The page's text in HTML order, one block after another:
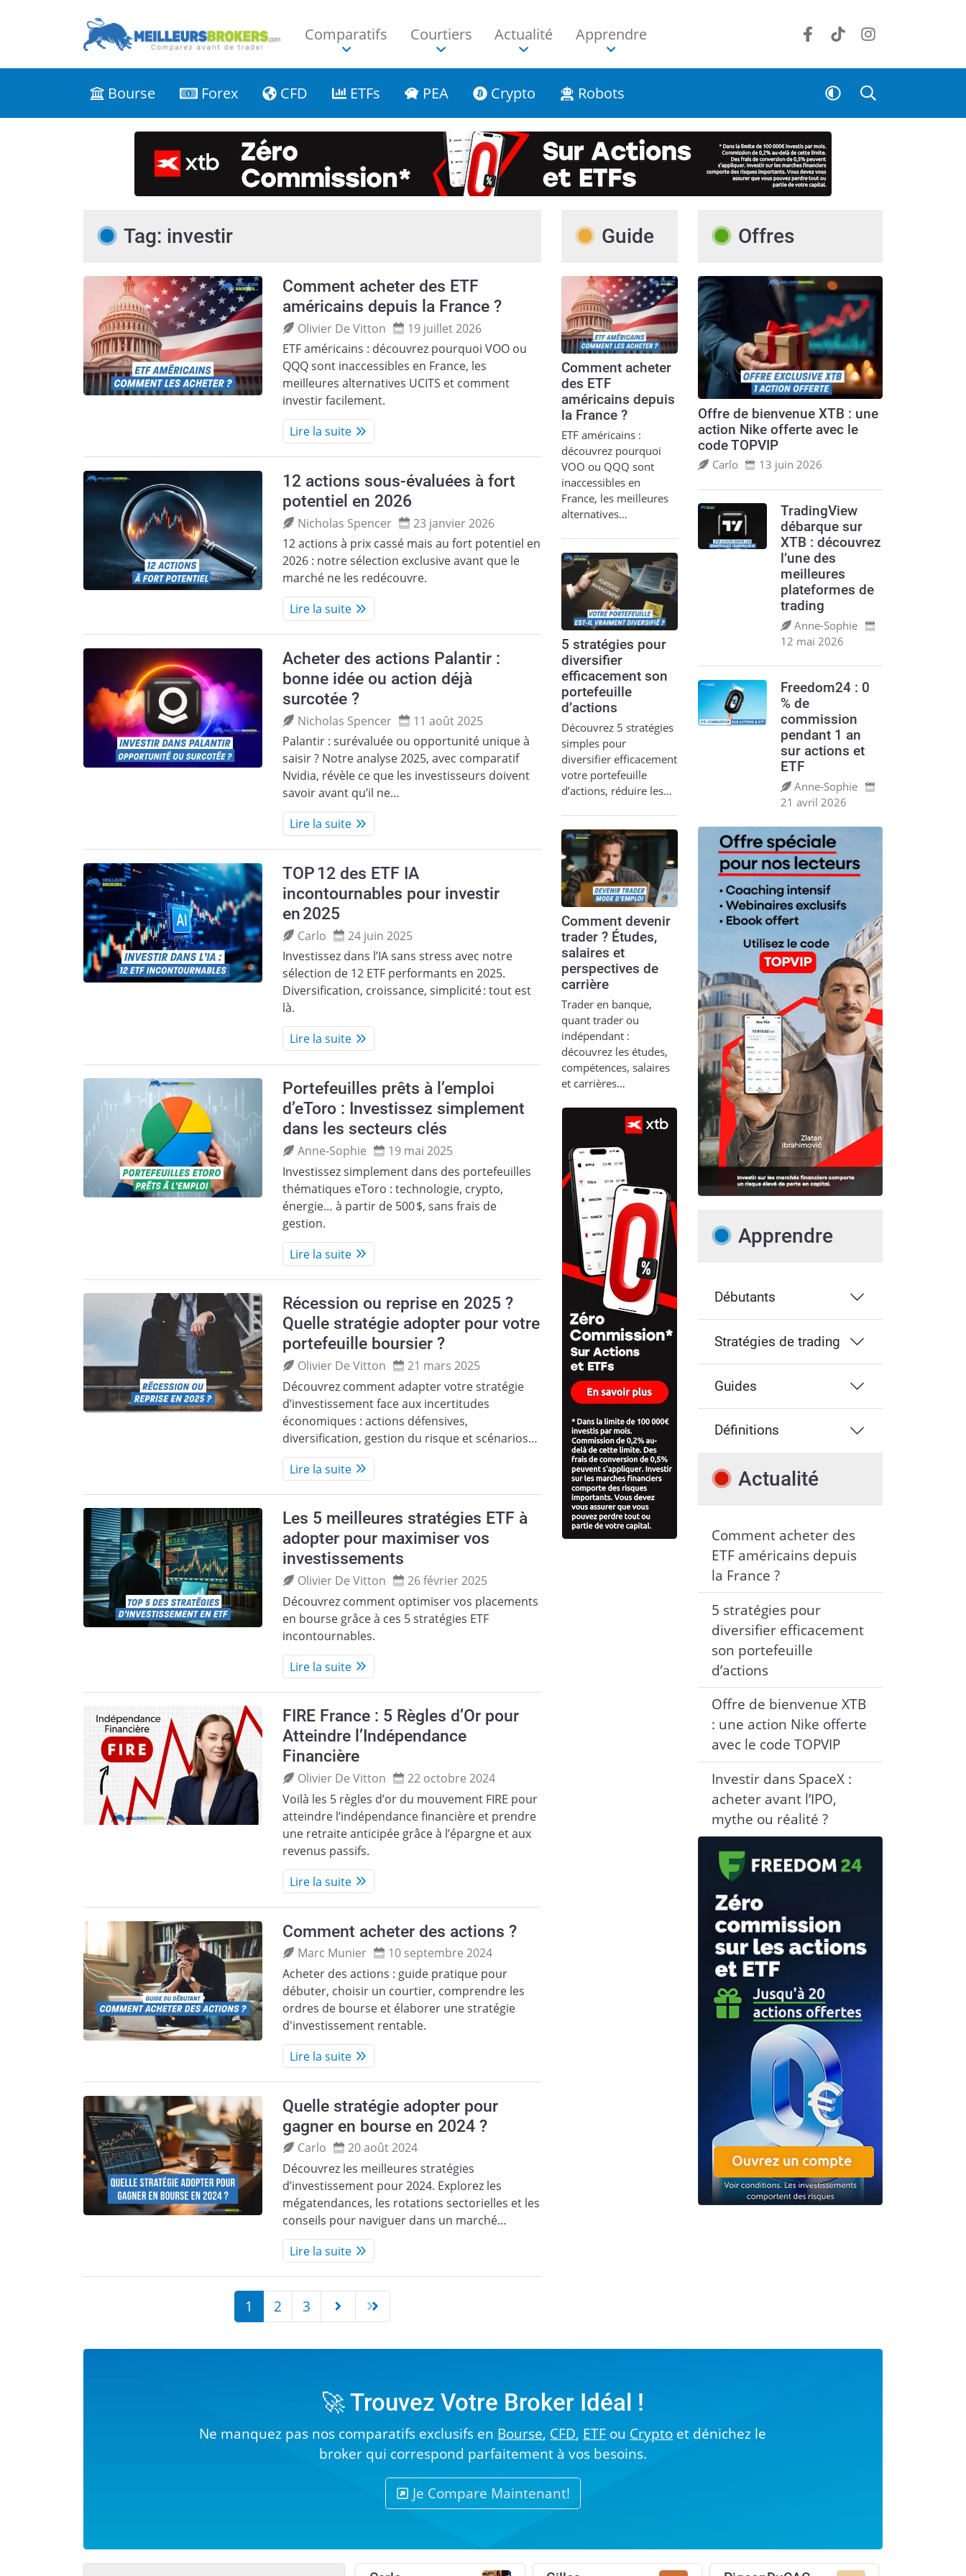
Comparatifs Courtiers Actualité Apprendre
Bourse Forex CFD ETFs PEA Crypto Robots
Tag: investir
Comment acheter des ETF
américains depuis la France ?
Olivier De Vitton
19 juillet 2026
ETF américains : découvrez pourquoi VOO ou
QQQ sont inaccessibles en France, les
meilleures alternatives UCITS et comment
investir facilement.
Lire la suite
12 actions sous-évaluées à fort
potentiel en 2026
Nicholas Spencer
23 janvier 2026
12 actions à prix cassé mais au fort potentiel en
2026 : notre sélection exclusive avant que le
marché ne les redécouvre.
Lire la suite
Acheter des actions Palantir :
bonne idée ou action déjà
surcotée ?
Nicholas Spencer
11 août 2025
Palantir : surévaluée ou opportunité unique à
saisir ? Notre analyse 2025, avec comparatif
Nvidia, révèle ce que les investisseurs doivent
savoir avant qu’il ne…
Lire la suite
TOP 12 des ETF IA
incontournables pour investir
en 2025
Carlo
24 juin 2025
Investissez dans l’IA sans stress avec notre
sélection de 12 ETF performants en 2025.
Diversification, croissance, simplicité : tout est
là.
Lire la suite
Portefeuilles prêts à l’emploi
d’eToro : Investissez simplement
dans les secteurs clés
Anne‑Sophie
19 mai 2025
Investissez simplement dans des portefeuilles
thématiques eToro : technologie, crypto,
énergie… à partir de 500 $, sans frais de
gestion.
Lire la suite
Récession ou reprise en 2025 ?
Quelle stratégie adopter pour votre
portefeuille boursier ?
Olivier De Vitton
21 mars 2025
Découvrez comment adapter votre stratégie
d’investissement face aux incertitudes
économiques : actions défensives,
diversification, gestion du risque et scénarios…
Lire la suite
Les 5 meilleures stratégies ETF à
adopter pour maximiser vos
investissements
Olivier De Vitton
26 février 2025
Découvrez comment optimiser vos placements
en bourse grâce à ces 5 stratégies ETF
incontournables.
Lire la suite
FIRE France : 5 Règles d’Or pour
Atteindre l’Indépendance
Financière
Olivier De Vitton
22 octobre 2024
Voilà les 5 règles d’or du mouvement FIRE pour
atteindre l’indépendance financière et prendre
une retraite anticipée grâce à l’épargne et aux
revenus passifs.
Lire la suite
Comment acheter des actions ?
Marc Munier
10 septembre 2024
Acheter des actions : guide pratique pour
débuter, choisir un courtier, comprendre les
ordres de bourse et élaborer une stratégie
d'investissement rentable.
Lire la suite
Quelle stratégie adopter pour
gagner en bourse en 2024 ?
Carlo
20 août 2024
Découvrez les meilleures stratégies
d’investissement pour 2024. Explorez les
mégatendances, les rotations sectorielles et les
conseils pour naviguer dans un marché…
Lire la suite
1 2 3
Guide
Comment acheter
des ETF
américains depuis
la France ?
ETF américains :
découvrez pourquoi
VOO ou QQQ sont
inaccessibles en
France, les meilleures
alternatives…
5 stratégies pour
diversifier
efficacement son
portefeuille
d’actions
Découvrez 5 stratégies
simples pour
diversifier efficacement
votre portefeuille
d’actions, réduire les…
Comment devenir
trader ? Études,
salaires et
perspectives de
carrière
Trader en banque,
quant trader ou
indépendant :
découvrez les études,
compétences, salaires
et carrières…
Offres
Offre de bienvenue XTB : une
action Nike offerte avec le
code TOPVIP
Carlo 13 juin 2026
TradingView
débarque sur
XTB : découvrez
l’une des
meilleures
plateformes de
trading
Anne‑Sophie
12 mai 2026
Freedom24 : 0
% de
commission
pendant 1 an
sur actions et
ETF
Anne‑Sophie
21 avril 2026
Apprendre
Débutants
Stratégies de trading
Guides
Définitions
Actualité
Comment acheter des
ETF américains depuis
la France ?
5 stratégies pour
diversifier efficacement
son portefeuille
d’actions
Offre de bienvenue XTB
: une action Nike offerte
avec le code TOPVIP
Investir dans SpaceX :
acheter avant l’IPO,
mythe ou réalité ?
🚀 Trouvez Votre Broker Idéal !
Ne manquez pas nos comparatifs exclusifs en Bourse, CFD, ETF ou Crypto et dénichez le
broker qui correspond parfaitement à vos besoins.
Je Compare Maintenant!